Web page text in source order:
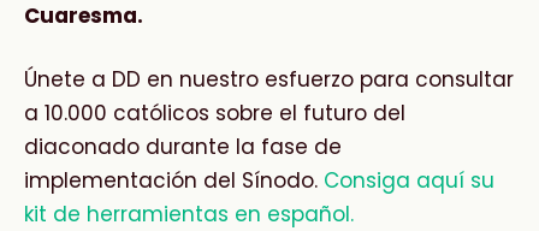
Cuaresma.
Únete a DD en nuestro esfuerzo para consultar
a 10.000 católicos sobre el futuro del
diaconado durante la fase de
implementación del Sínodo. Consiga aquí su
kit de herramientas en español.